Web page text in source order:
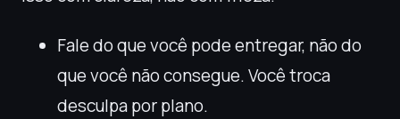
Fale do que você pode entregar, não do
que você não consegue. Você troca
desculpa por plano.